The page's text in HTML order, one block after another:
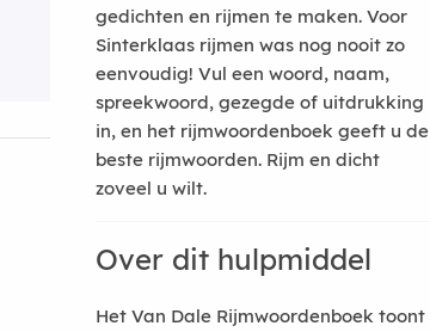
gedichten en rijmen te maken. Voor
Sinterklaas rijmen was nog nooit zo
eenvoudig! Vul een woord, naam,
spreekwoord, gezegde of uitdrukking
in, en het rijmwoordenboek geeft u de
beste rijmwoorden. Rijm en dicht
zoveel u wilt.
Over dit hulpmiddel
Het Van Dale Rijmwoordenboek toont